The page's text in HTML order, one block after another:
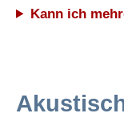
Kann ich